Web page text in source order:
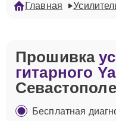
Главная
Прошивка
гитарного
Севастополе
Бесплатная